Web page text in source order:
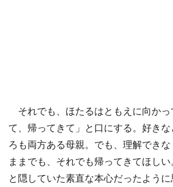
それでも、ほたるはともえに向かっ
て、帰ってきて」と口にする。好き
ろも両方ある母親。でも、理解でき
ままでも、それでも帰ってきてほし
と隠していた素直な本心だったように